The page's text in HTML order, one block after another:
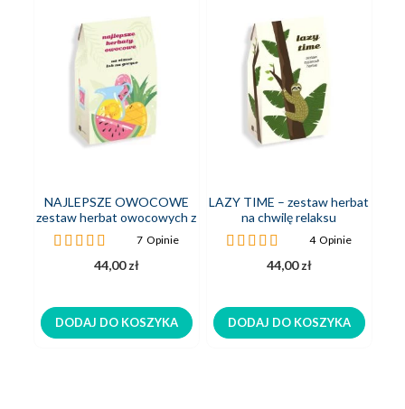
NAJLEPSZE OWOCOWE
zestaw herbat owocowych z
zaparzaczem
Ocena:
7Opinie
44,00 zł
DODAJ DO KOSZYKA
LAZY TIME – zestaw herbat
na chwilę relaksu
Ocena:
4Opinie
44,00 zł
DODAJ DO KOSZYKA